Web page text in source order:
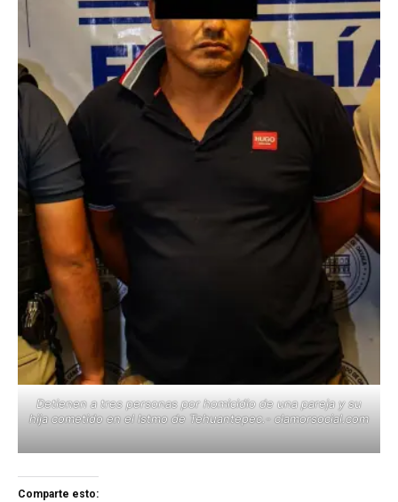
Detienen a tres personas por homicidio de una pareja y su
hija cometido en el Istmo de Tehuantepec.- clamorsocial.com
Comparte esto: